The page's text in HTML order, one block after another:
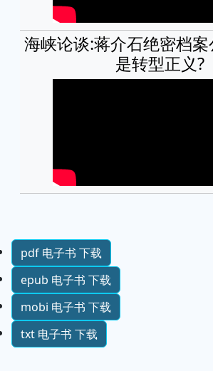
海峡论谈:蒋介石绝密档
是转型正义?
pdf 电子书 下载
epub 电子书 下载
mobi 电子书 下载
txt 电子书 下载